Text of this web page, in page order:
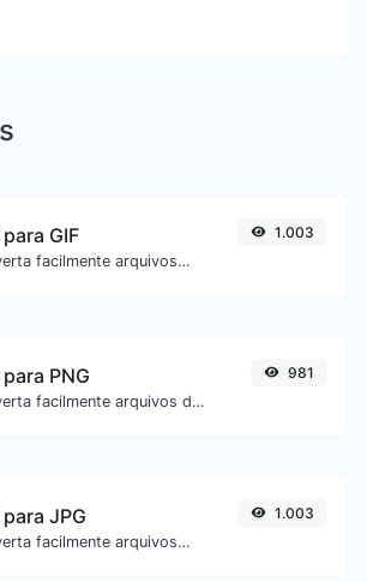
para GIF
Converta facilmente arquivos de imagem ICO para GIF.
1.003
para PNG
Converta facilmente arquivos de imagem ICO para PNG.
981
para JPG
Converta facilmente arquivos de imagem ICO para JPG.
1.003